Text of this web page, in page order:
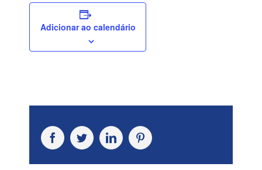
Adicionar ao calendário
FacebookTwitterLinkedInPinterest